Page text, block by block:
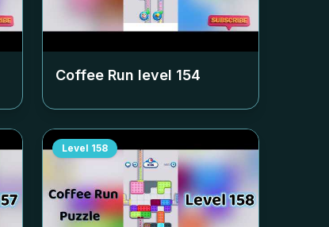
Coffee Run level 154
Level 158